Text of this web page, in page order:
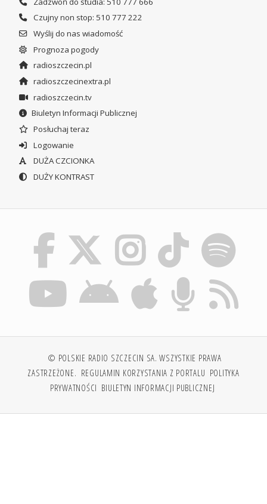
Czujny non stop: 510 777 222
Wyślij do nas wiadomość
Prognoza pogody
radioszczecin.pl
radioszczecinextra.pl
radioszczecin.tv
Biuletyn Informacji Publicznej
Posłuchaj teraz
Logowanie
DUŻA CZCIONKA
DUŻY KONTRAST
© POLSKIE RADIO SZCZECIN SA. WSZYSTKIE PRAWA
ZASTRZEŻONE. REGULAMIN KORZYSTANIA Z PORTALU POLITYKA
PRYWATNOŚCI BIULETYN INFORMACJI PUBLICZNEJ